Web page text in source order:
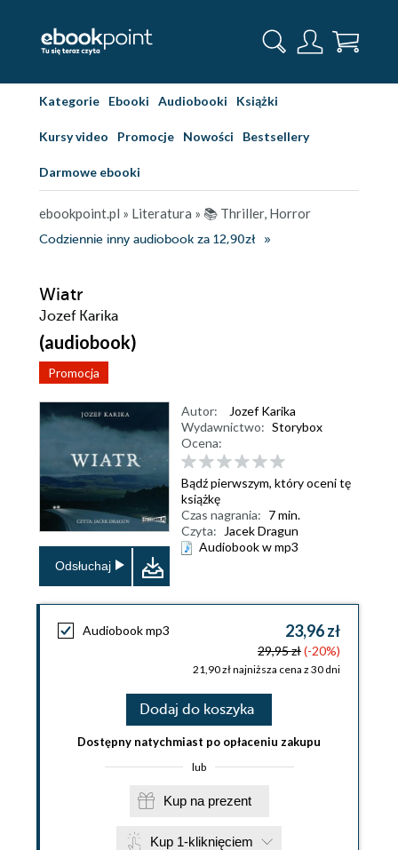
Kategorie Ebooki Audiobooki Książki
Kursy video Promocje Nowości Bestsellery
Darmowe ebooki
ebookpoint.pl » Literatura » 📚 Thriller, Horror
Codziennie inny audiobook za 12,90zł
Wiatr
Jozef Karika
(audiobook)
Promocja
Odsłuchaj
Autor:
Jozef Karika
Wydawnictwo: Storybox
Ocena:
Bądź pierwszym, który oceni tę
książkę
Czas nagrania: 7 min.
Czyta:
Jacek Dragun
Audiobook w mp3
Audiobook mp3 23,96 zł
29,95 zł(-20%)
21,90 zł najniższa cena z 30 dni
Dodaj do koszyka
Dostępny natychmiast po opłaceniu zakupu
lub
Kup na prezent
Kup 1-kliknięciem